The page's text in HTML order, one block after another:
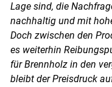
Lage sind, die
nachhaltig und mit
Doch zwischen den
es weiterhin
für Brennholz in den
bleibt der Preisdruck